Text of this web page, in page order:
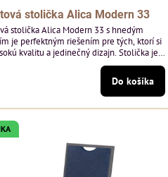
stolička Alica Modern 33
stolička Alica Modern 33 s hnedým
je perfektným riešením pre tých, ktorí si
kvalitu a jedinečný dizajn. Stolička je
použitím vysoko kvalitného hnedého
má hmotnosť 325 g/m², čo zaručuje
odolnosť a pohodlie. Okrem toho je
technológiou Easy-Clean, vďaka
Do košíka